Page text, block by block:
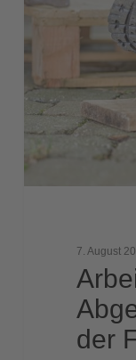
Abgesichert
im
Fall
der
Fälle
7. August
der